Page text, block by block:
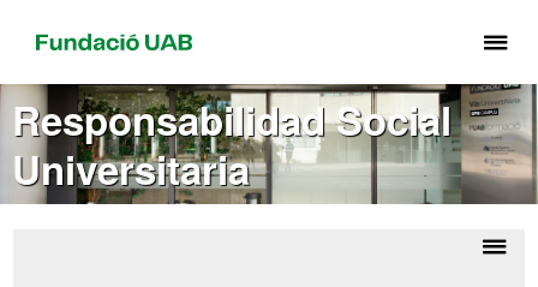
el
Responsabilidad Social
Universitaria